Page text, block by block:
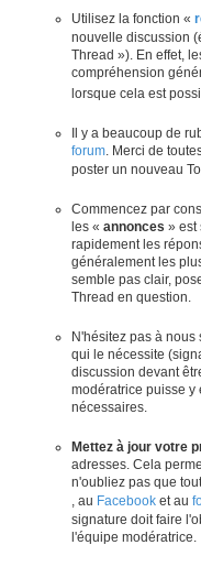
Utilisez la fonction «
nouvelle discussion
Thread »). En effet,
compréhension
lorsque cela est
Il y a beaucoup de
forum . Merci de
poster un nouveau
Commencez par
les « annonces » est
rapidement les
généralement les
semble pas clair,
Thread en question.
N'hésitez pas à
qui le nécessite
discussion devant
modératrice puisse y
nécessaires.
Mettez à jour votre
adresses. Cela
n'oubliez pas que
, au Facebook et au
signature doit faire
l'équipe modératrice.